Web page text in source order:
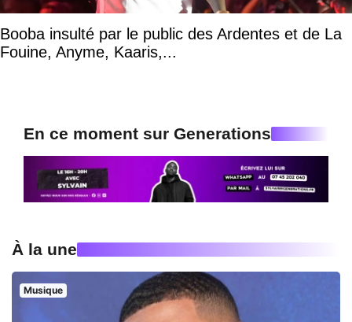
Booba insulté par le public des Ardentes et de La
Fouine, Anyme, Kaaris,...
En ce moment sur Generations
À la une
Musique